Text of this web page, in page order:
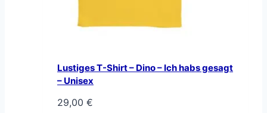
Lustiges T-Shirt – Dino – Ich habs gesagt
– Unisex
29,00 €